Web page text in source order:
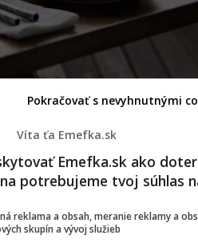
Víta ťa Emefka.sk
Emefka.sk ako
potrebujeme tvoj súhlas
reklama a obsah, meranie reklamy a
skupín a vývoj služieb
Pokračovať s nevyhnutnými